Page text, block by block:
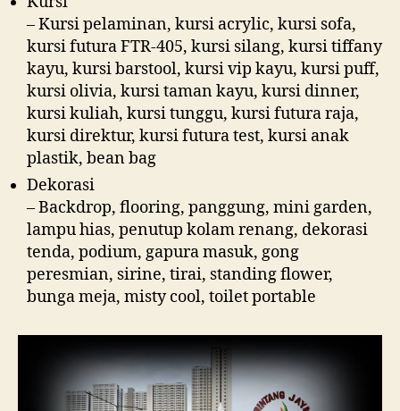
– Kursi pelaminan, kursi acrylic, kursi sofa,
kursi futura FTR-405, kursi silang, kursi tiffany
kayu, kursi barstool, kursi vip kayu, kursi puff,
kursi olivia, kursi taman kayu, kursi dinner,
kursi kuliah, kursi tunggu, kursi futura raja,
kursi direktur, kursi futura test, kursi anak
plastik, bean bag
Dekorasi
– Backdrop, flooring, panggung, mini garden,
lampu hias, penutup kolam renang, dekorasi
tenda, podium, gapura masuk, gong
peresmian, sirine, tirai, standing flower,
bunga meja, misty cool, toilet portable